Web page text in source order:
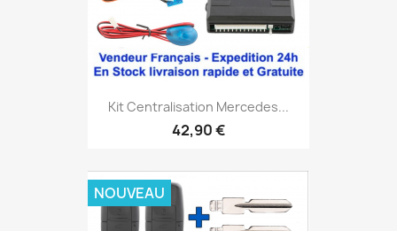
Kit Centralisation Mercedes...
42,90 €
NOUVEAU